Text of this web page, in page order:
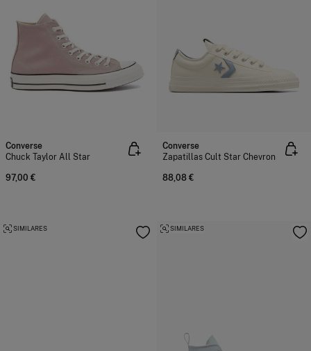
Converse
Chuck Taylor All Star
97,00 €
Converse
Zapatillas Cult Star Chevron
88,08 €
SIMILARES SIMILARES